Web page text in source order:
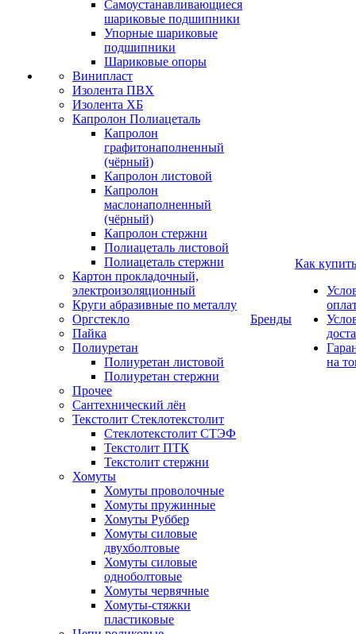
Самоустанавливающиеся
шариковые подшипники
Упорные шариковые
подшипники
Шариковые опоры
Винипласт
Изолента ПВХ
Изолента ХБ
Капролон Полиацеталь
Капролон
графитонаполненный
(чёрный)
Капролон листовой
Капролон
маслонаполненный
(чёрный)
Капролон стержни
Полиацеталь листовой
Полиацеталь стержни
Картон прокладочный,
электроизоляционный
Круги абразивные по металлу
Оргстекло
Пайка
Полиуретан
Полиуретан листовой
Полиуретан стержни
Прочее
Сантехнический лён
Текстолит Стеклотекстолит
Стеклотекстолит СТЭФ
Текстолит ПТК
Текстолит стержни
Хомуты
Хомуты проволочные
Хомуты пружинные
Хомуты Руббер
Хомуты силовые
двухболтовые
Хомуты силовые
одноболтовые
Хомуты червячные
Хомуты-стяжки
пластиковые
Бренды
Как купить
на